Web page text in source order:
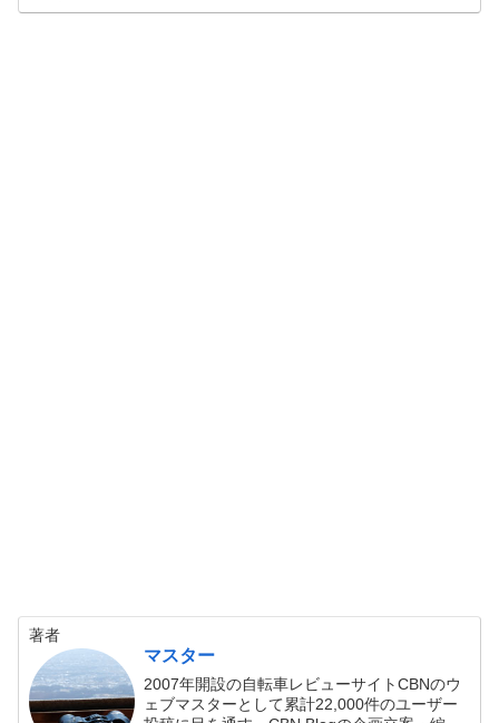
著者
マスター
2007年開設の自転車レビューサイトCBNのウ
ェブマスターとして累計22,000件のユーザー